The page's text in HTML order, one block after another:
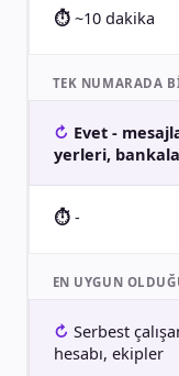
~10 dakika
TEK NUMARADA
Evet -
yerleri,
-
EN UYGUN
Serbest
hesabı, ekipler